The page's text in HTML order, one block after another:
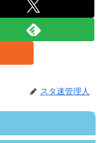
スタ速管理人